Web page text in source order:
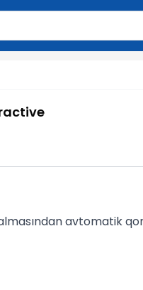
və ya nəticələr
avtomatik